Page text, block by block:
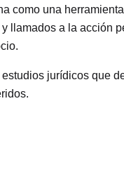
como una
llamados a la acción
jurídicos que